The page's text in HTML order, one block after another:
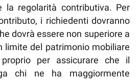
la regolarità contributiva. Per
i richiedenti dovranno
dovrà essere non superiore a
limite del patrimonio mobiliare
per assicurare che il
chi ne ha maggiormente